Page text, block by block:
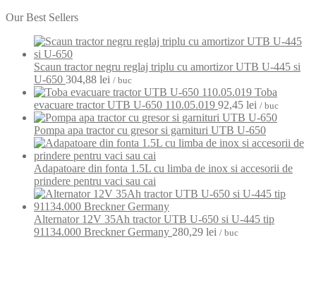
Our Best Sellers
Scaun tractor negru reglaj triplu cu amortizor UTB U-445 si
U-650 304,88 lei / buc
Toba
evacuare tractor UTB U-650 110.05.019 92,45 lei / buc
Pompa apa tractor cu gresor si garnituri UTB U-650
Adapatoare din fonta 1.5L cu limba de inox si accesorii de
prindere pentru vaci sau cai
Alternator 12V 35Ah tractor UTB U-650 si U-445 tip
91134.000 Breckner Germany 280,29 lei / buc